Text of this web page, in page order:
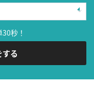
秒！
る